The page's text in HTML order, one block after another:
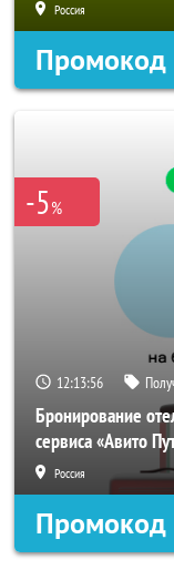
Россия
Промокод
-5%
12:13:53
Бронирование
сервиса «Авито
Россия
Промокод